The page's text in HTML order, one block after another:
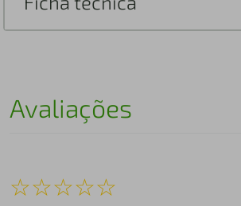
Avaliações
☆☆☆☆☆